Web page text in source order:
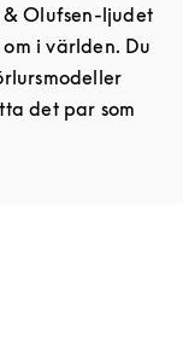
Olufsen-ljudet
i världen. Du
det par som